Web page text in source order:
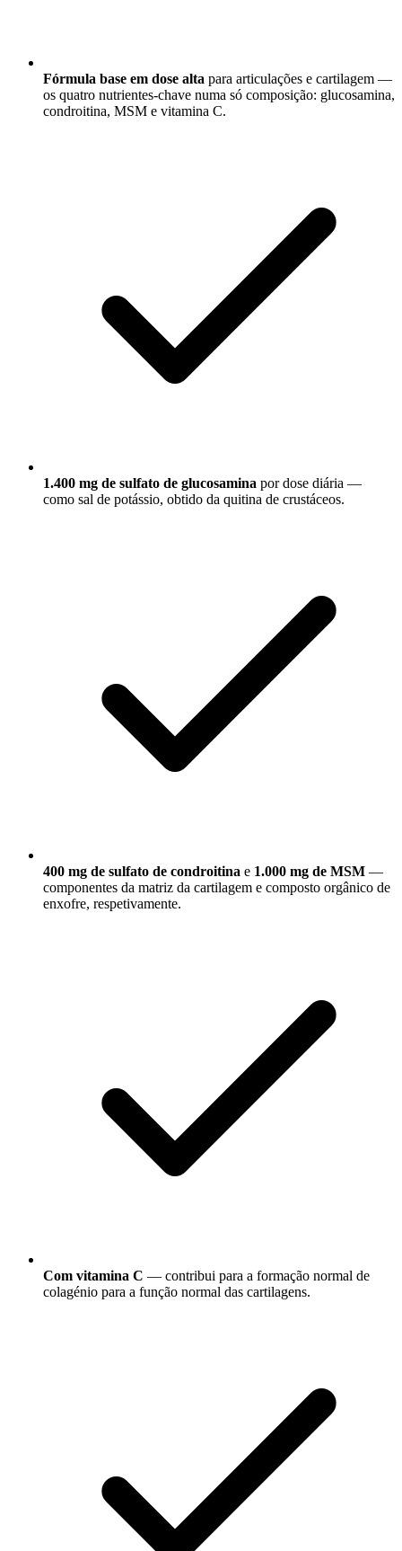
Fórmula base em dose alta para articulações e cartilagem —
os quatro nutrientes-chave numa só composição: glucosamina,
condroitina, MSM e vitamina C.
1.400 mg de sulfato de glucosamina por dose diária —
como sal de potássio, obtido da quitina de crustáceos.
400 mg de sulfato de condroitina e 1.000 mg de MSM —
componentes da matriz da cartilagem e composto orgânico de
enxofre, respetivamente.
Com vitamina C — contribui para a formação normal de
colagénio para a função normal das cartilagens.